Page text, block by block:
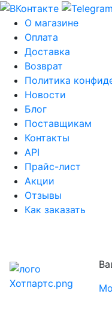
О магазине
Оплата
Доставка
Возврат
Политика
Новости
Блог
Поставщикам
Контакты
API
Прайс-лист
Акции
Отзывы
Как заказать